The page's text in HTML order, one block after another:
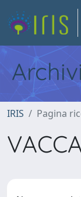
IRIS Pagina